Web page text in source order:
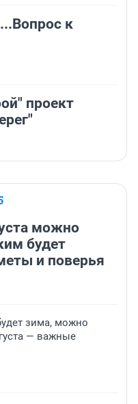
к
проект
можно
будет
и поверья
зима, можно
— важные